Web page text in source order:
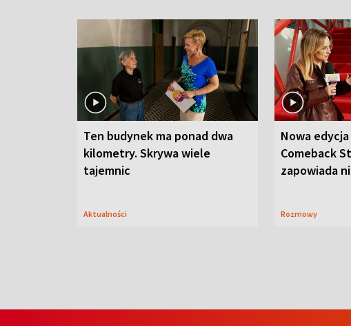
Ten budynek ma ponad dwa
kilometry. Skrywa wiele
tajemnic
Aktualności
Nowa
Comeback
zapowiada
Rozmowy